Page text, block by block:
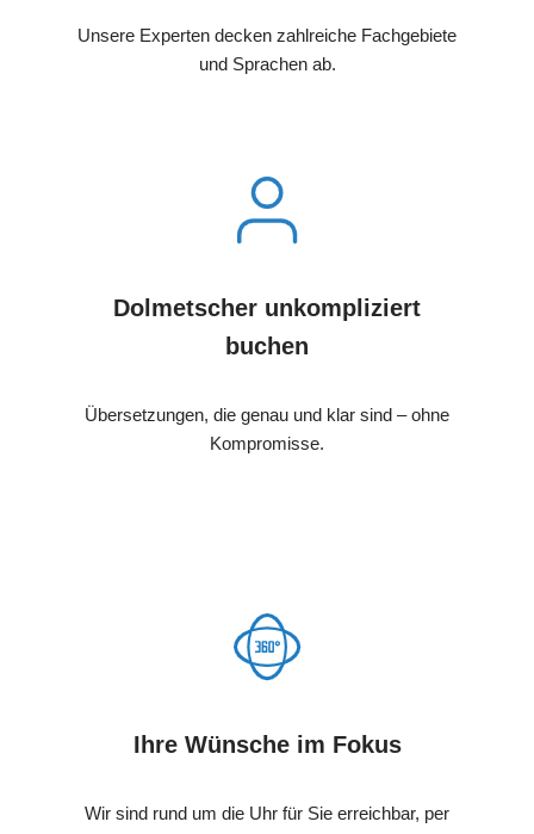
Unsere Experten decken zahlreiche Fachgebiete
und Sprachen ab.
Dolmetscher unkompliziert
buchen
Übersetzungen, die genau und klar sind – ohne
Kompromisse.
Ihre Wünsche im Fokus
Wir sind rund um die Uhr für Sie erreichbar, per